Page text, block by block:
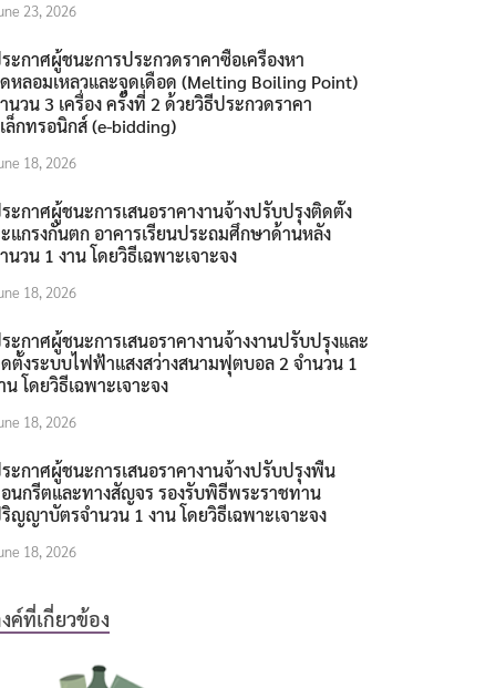
23, 2026
ะกาศผู้ชนะการประกวดราคาซื้อเครื่องหา
หลอมเหลวและจุดเดือด (Melting Boiling Point)
นวน 3 เครื่อง ครั้งที่ 2 ด้วยวิธีประกวดราคา
ล็กทรอนิกส์ (e-bidding)
18, 2026
ะกาศผู้ชนะการเสนอราคางานจ้างปรับปรุงติดตั้ง
แกรงกันตก อาคารเรียนประถมศึกษาด้านหลัง
นวน 1 งาน โดยวิธีเฉพาะเจาะจง
18, 2026
ะกาศผู้ชนะการเสนอราคางานจ้างงานปรับปรุงและ
ตั้งระบบไฟฟ้าแสงสว่างสนามฟุตบอล 2 จำนวน 1
น โดยวิธีเฉพาะเจาะจง
18, 2026
ะกาศผู้ชนะการเสนอราคางานจ้างปรับปรุงพื้น
นกรีตและทางสัญจร รองรับพิธีพระราชทาน
ญญาบัตรจำนวน 1 งาน โดยวิธีเฉพาะเจาะจง
18, 2026
ค์ที่เกี่ยวข้อง